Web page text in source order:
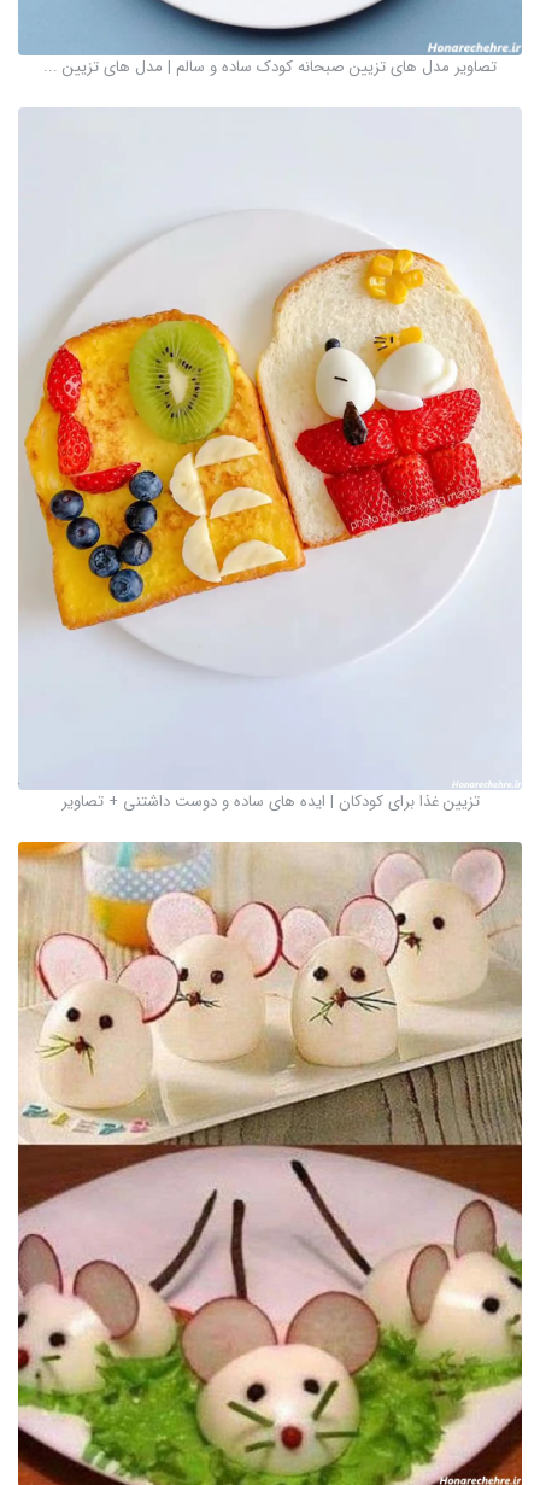
تصاویر مدل های تزیین صبحانه کودک ساده و سالم | مدل های تزیین ...
تزیین غذا برای کودکان | ایده های ساده و دوست داشتنی + تصاویر